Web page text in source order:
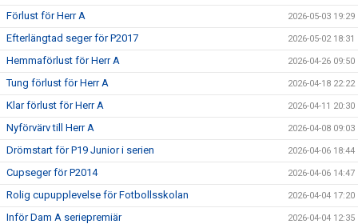
Förlust för Herr A 2026-05-03 19:29
Efterlängtad seger för P2017 2026-05-02 18:31
Hemmaförlust för Herr A 2026-04-26 09:50
Tung förlust för Herr A 2026-04-18 22:22
Klar förlust för Herr A 2026-04-11 20:30
Nyförvärv till Herr A 2026-04-08 09:03
Drömstart för P19 Junior i serien 2026-04-06 18:44
Cupseger för P2014 2026-04-06 14:47
Rolig cupupplevelse för Fotbollsskolan 2026-04-04 17:20
Inför Dam A seriepremiär 2026-04-04 12:35